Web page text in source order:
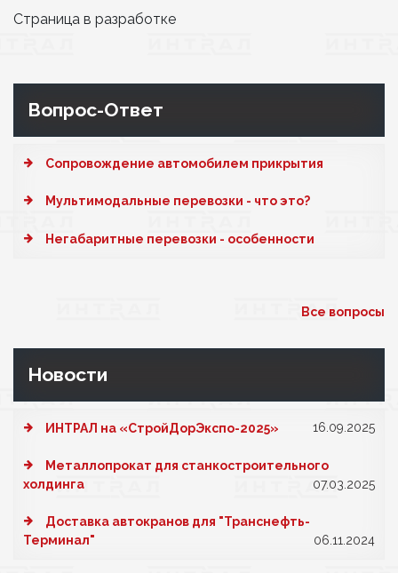
Страница в разработке
Вопрос-Ответ
Cопровождение автомобилем прикрытия
Мультимодальные перевозки - что это?
Негабаритные перевозки - особенности
Все вопросы
Новости
ИНТРАЛ на «СтройДорЭкспо-2025» 16.09.2025
Металлопрокат для станкостроительного
холдинга
07.03.2025
Доставка автокранов для "Транснефть-
Терминал"
06.11.2024